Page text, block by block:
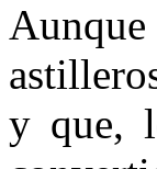
A
y que,